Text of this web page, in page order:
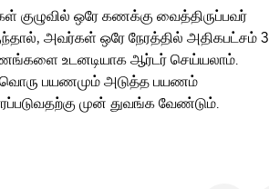
குழுவில் ஒரே கணக்கு வைத்திருப்பவர்
அவர்கள் ஒரே நேரத்தில் அதிகபட்சம் 3
உடனடியாக ஆர்டர் செய்யலாம்.
பயணமும் அடுத்த பயணம்
முன் துவங்க வேண்டும்.